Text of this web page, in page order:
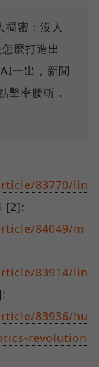
密：沒人
麼打造出
一出，新聞
擊率腰斬，
83770/lin
[2]:
84049/m
83914/lin
83936/hu
revolution